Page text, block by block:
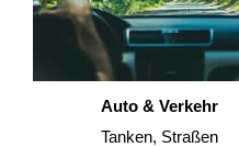
Auto & Verkehr
Tanken, Straßen